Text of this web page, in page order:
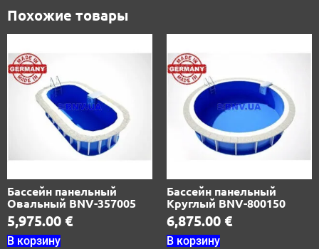
Похожие товары
Бассейн панельный
Овальный BNV-357005
5,975.00 €
В корзину
Бассейн панельный
Круглый BNV-800150
6,875.00 €
В корзину